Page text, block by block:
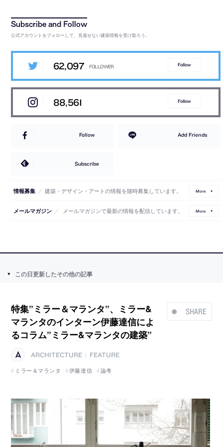
公式アカウントをフォローして、見逃せない建築情報を受け取ろう。
62,097 Follow
88,561 Follow
Follow Add Friends
Subscribe
情報募集 ／ 建築・デザイン・アートの情報を随時募集しています。 More
メールマガジン ／ メールマガジンで最新の情報を配信しています。 More
この日更新したその他の記事
SHARE
特集”ミラー＆マランタ”、ミラー&
マランタのインターン伊藤達信によ
るコラム”ミラー&マランタの建築”
ARCHITECTURE
FEATURE
ミラー＆マランタ
伊藤達信 論考